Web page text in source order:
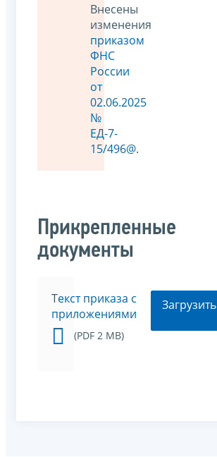
Внесены
изменения
приказом
ФНС
России
от
02.06.2025
№
ЕД-7-
15/496@.
Прикрепленные
документы
Текст приказа с
приложениями
(PDF 2 MB)
Загрузить